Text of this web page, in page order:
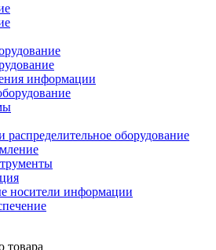
информации
оборудование
носители информации